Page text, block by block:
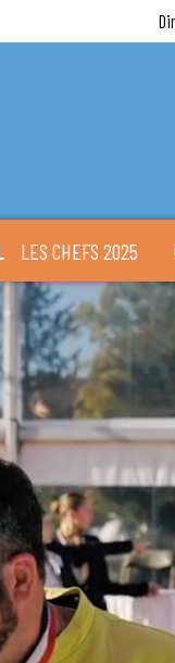
LES CHEFS 2025